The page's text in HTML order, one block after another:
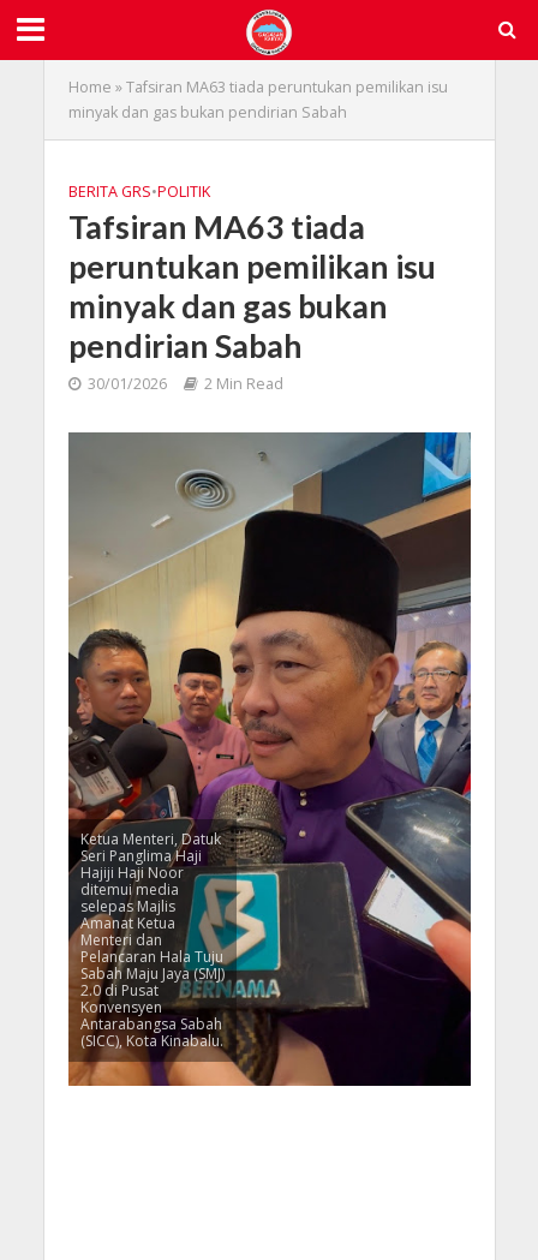
Home »Tafsiran MA63 tiada peruntukan pemilikan isu
minyak dan gas bukan pendirian Sabah
BERITA GRS•POLITIK
Tafsiran MA63 tiada
peruntukan pemilikan isu
minyak dan gas bukan
pendirian Sabah
30/01/2026 2 Min Read
Ketua Menteri, Datuk
Seri Panglima Haji
Hajiji Haji Noor
ditemui media
selepas Majlis
Amanat Ketua
Menteri dan
Pelancaran Hala Tuju
Sabah Maju Jaya (SMJ)
2.0 di Pusat
Konvensyen
Antarabangsa Sabah
(SICC), Kota Kinabalu.